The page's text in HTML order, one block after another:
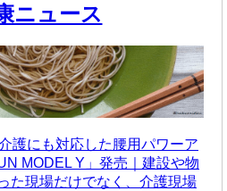
ニュース
護にも対応した腰用パワーア
MODEL Y」発売｜建設や物
た現場だけでなく、介護現場